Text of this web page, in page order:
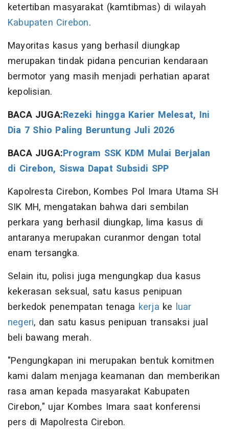
ketertiban masyarakat (kamtibmas) di wilayah
Kabupaten Cirebon.
Mayoritas kasus yang berhasil diungkap
merupakan tindak pidana pencurian kendaraan
bermotor yang masih menjadi perhatian aparat
kepolisian.
BACA JUGA:Rezeki hingga Karier Melesat, Ini
Dia 7 Shio Paling Beruntung Juli 2026
BACA JUGA:Program SSK KDM Mulai Berjalan
di Cirebon, Siswa Dapat Subsidi SPP
Kapolresta Cirebon, Kombes Pol Imara Utama SH
SIK MH, mengatakan bahwa dari sembilan
perkara yang berhasil diungkap, lima kasus di
antaranya merupakan curanmor dengan total
enam tersangka.
Selain itu, polisi juga mengungkap dua kasus
kekerasan seksual, satu kasus penipuan
berkedok penempatan tenaga kerja ke luar
negeri, dan satu kasus penipuan transaksi jual
beli bawang merah.
"Pengungkapan ini merupakan bentuk komitmen
kami dalam menjaga keamanan dan memberikan
rasa aman kepada masyarakat Kabupaten
Cirebon," ujar Kombes Imara saat konferensi
pers di Mapolresta Cirebon.